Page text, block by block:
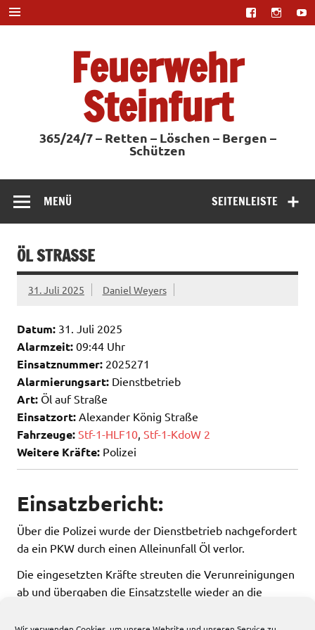
Zum
Inhalt
springen
Feuerwehr
Steinfurt
365/24/7 – Retten – Löschen – Bergen –
Schützen
SEITENLEISTE
MENÜ
ÖL STRASSE
31. Juli 2025 Daniel Weyers
Datum: 31. Juli 2025
Alarmzeit: 09:44 Uhr
Einsatznummer: 2025271
Alarmierungsart: Dienstbetrieb
Art: Öl auf Straße
Einsatzort: Alexander König Straße
Fahrzeuge: Stf-1-HLF10 Stf-1-KdoW 2
Weitere Kräfte: Polizei
Einsatzbericht:
Über die Polizei wurde der Dienstbetrieb nachgefordert
da ein PKW durch einen Alleinunfall Öl verlor.
Die eingesetzten Kräfte streuten die Verunreinigungen
ab und übergaben die Einsatzstelle wieder an die